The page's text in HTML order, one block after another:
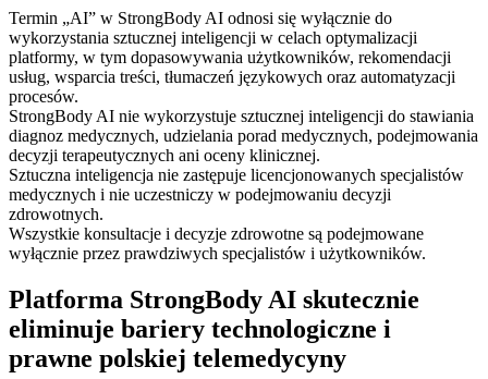
Termin „AI” w StrongBody AI odnosi się wyłącznie do
wykorzystania sztucznej inteligencji w celach optymalizacji
platformy, w tym dopasowywania użytkowników, rekomendacji
usług, wsparcia treści, tłumaczeń językowych oraz automatyzacji
procesów.
StrongBody AI nie wykorzystuje sztucznej inteligencji do stawiania
diagnoz medycznych, udzielania porad medycznych, podejmowania
decyzji terapeutycznych ani oceny klinicznej.
Sztuczna inteligencja nie zastępuje licencjonowanych specjalistów
medycznych i nie uczestniczy w podejmowaniu decyzji
zdrowotnych.
Wszystkie konsultacje i decyzje zdrowotne są podejmowane
wyłącznie przez prawdziwych specjalistów i użytkowników.
Platforma StrongBody AI skutecznie
eliminuje bariery technologiczne i
prawne polskiej telemedycyny